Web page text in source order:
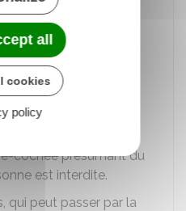
de consentir
: une demande de
moyen de
par les
cochée présumant du
est interdite.
qui peut passer par la
all
cookies
policy